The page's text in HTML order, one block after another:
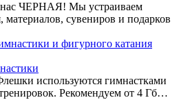
нас ЧЕРНАЯ! Мы устраиваем
материалов, сувениров и подарков
используются гимнастками
Рекомендуем от 4 Гб…